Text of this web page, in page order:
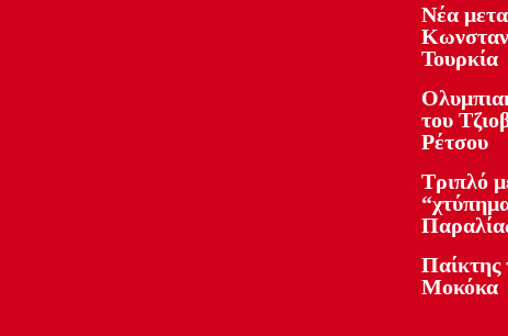
Νέα
Τουρκία
του
Ρέτσου
Τριπλό
Παίκτης
Μοκόκα